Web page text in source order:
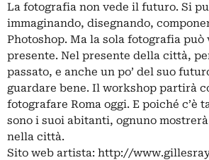
La fotografia non vede il futuro. Si
immaginando, disegnando,
Photoshop. Ma la sola fotografia può
presente. Nel presente della città,
passato, e anche un po’ del suo
guardare bene. Il workshop partirà
fotografare Roma oggi. E poiché c’è
sono i suoi abitanti, ognuno
nella città.
Sito web artista: http://